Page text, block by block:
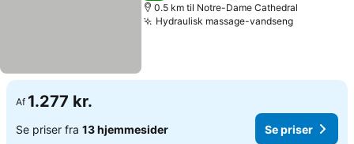
0.5 km til Notre-Dame Cathedral
Hydraulisk massage-vandsengSe priser
Af 1.277 kr.
Se priser fra 13 hjemmesider Se priser